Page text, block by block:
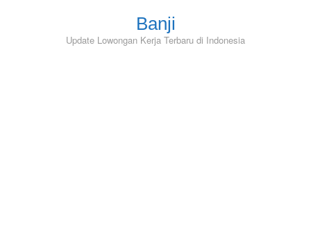
Banji
Update Lowongan Kerja Terbaru di Indonesia